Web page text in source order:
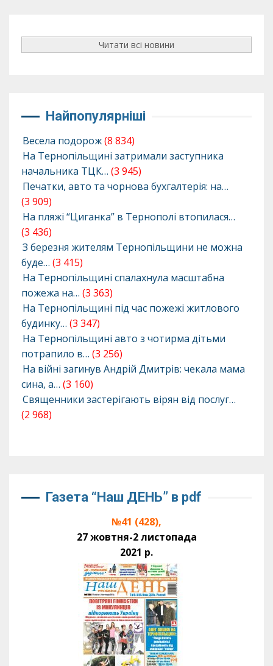
Читати всі новини
Найпопулярніші
Весела подорож(8 834)
На Тернопільщині затримали заступника
начальника ТЦК… (3 945)
Печатки, авто та чорнова бухгалтерія: на…
(3 909)
На пляжі “Циганка” в Тернополі втопилася…
(3 436)
З березня жителям Тернопільщини не можна
буде… (3 415)
На Тернопільщині спалахнула масштабна
пожежа на… (3 363)
На Тернопільщині під час пожежі житлового
будинку… (3 347)
На Тернопільщині авто з чотирма дітьми
потрапило в… (3 256)
На війні загинув Андрій Дмитрів: чекала мама
сина, а… (3 160)
Священники застерігають вірян від послуг…
(2 968)
Газета “Наш ДЕНЬ” в pdf
№41 (428),
27 жовтня-2 листопада
2021 р.